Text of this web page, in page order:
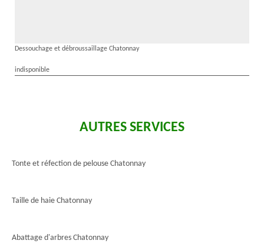
Dessouchage et débroussaillage Chatonnay
indisponible
AUTRES SERVICES
Tonte et réfection de pelouse Chatonnay
Taille de haie Chatonnay
Abattage d'arbres Chatonnay